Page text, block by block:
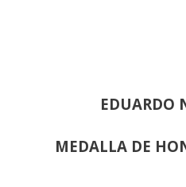
EDUARDO
MEDALLA DE